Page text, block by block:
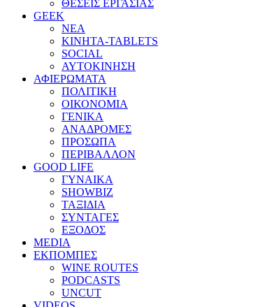
ΘΕΣΕΙΣ ΕΡΓΑΣΙΑΣ
GEEK
ΝΕΑ
ΚΙΝΗΤΑ-TABLETS
SOCIAL
ΑΥΤΟΚΙΝΗΣΗ
ΑΦΙΕΡΩΜΑΤΑ
ΠΟΛΙΤΙΚΗ
ΟΙΚΟΝΟΜΙΑ
ΓΕΝΙΚΑ
ΑΝΑΔΡΟΜΕΣ
ΠΡΟΣΩΠΑ
ΠΕΡΙΒΑΛΛΟΝ
GOOD LIFE
ΓΥΝΑΙΚΑ
SHOWBIZ
ΤΑΞΙΔΙΑ
ΣΥΝΤΑΓΕΣ
ΕΞΟΔΟΣ
MEDIA
ΕΚΠΟΜΠΕΣ
WINE ROUTES
PODCASTS
UNCUT